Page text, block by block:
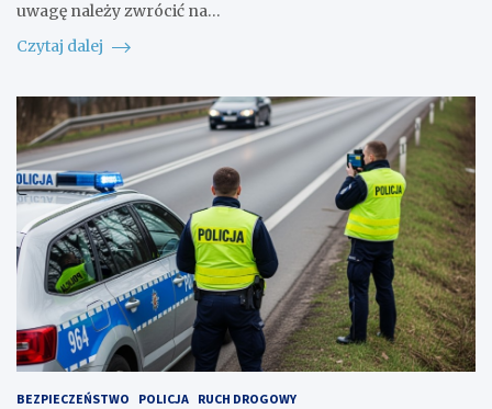
uwagę należy zwrócić na…
Czytaj dalej
BEZPIECZEŃSTWO POLICJA RUCH DROGOWY